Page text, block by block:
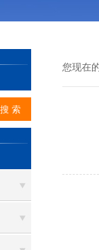
您现在